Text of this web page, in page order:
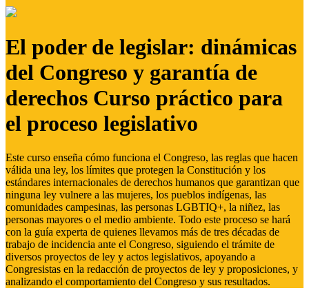
El poder de legislar: dinámicas
del Congreso y garantía de
derechos Curso práctico para
el proceso legislativo
Este curso enseña cómo funciona el Congreso, las reglas que hacen
válida una ley, los límites que protegen la Constitución y los
estándares internacionales de derechos humanos que garantizan que
ninguna ley vulnere a las mujeres, los pueblos indígenas, las
comunidades campesinas, las personas LGBTIQ+, la niñez, las
personas mayores o el medio ambiente. Todo este proceso se hará
con la guía experta de quienes llevamos más de tres décadas de
trabajo de incidencia ante el Congreso, siguiendo el trámite de
diversos proyectos de ley y actos legislativos, apoyando a
Congresistas en la redacción de proyectos de ley y proposiciones, y
analizando el comportamiento del Congreso y sus resultados.